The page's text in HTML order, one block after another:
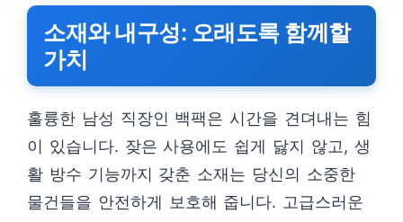
소재와 내구성: 오래도록 함께할
가치
훌륭한 남성 직장인 백팩은 시간을 견뎌내는 힘
이 있습니다. 잦은 사용에도 쉽게 닳지 않고, 생
활 방수 기능까지 갖춘 소재는 당신의 소중한
물건들을 안전하게 보호해 줍니다. 고급스러운